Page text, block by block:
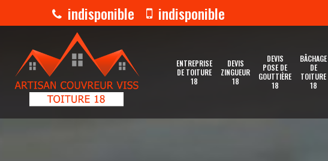
indisponible indisponible
ENTREPRISE
DE TOITURE
18
DEVIS
ZINGUEUR
18
DEVIS
POSE DE
GOUTTIÈRE
18
BÂCHAGE
DE
TOITURE
18